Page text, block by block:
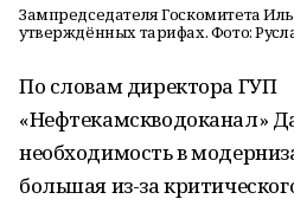
Зампредседателя Госкомитета
утверждённых тарифах. Фото:
По словам директора ГУП
«Нефтекамскводоканал»
необходимость в
большая из-за